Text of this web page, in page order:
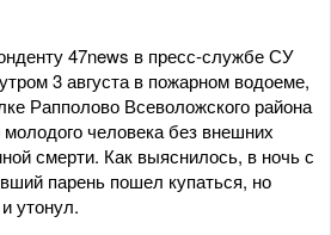
47news в пресс-службе СУ
3 августа в пожарном водоеме,
Рапполово Всеволожского района
человека без внешних
смерти. Как выяснилось, в ночь с
парень пошел купаться, но
утонул.